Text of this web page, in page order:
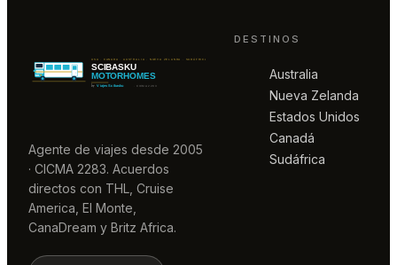
Agente de viajes desde 2005
· CICMA 2283. Acuerdos
directos con THL, Cruise
America, El Monte,
CanaDream y Britz Africa.
DESTINOS
Australia
Nueva Zelanda
Estados Unidos
Canadá
Sudáfrica